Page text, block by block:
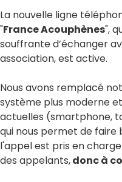
La nouvelle ligne
"France Acouphènes",
souffrante d’échanger
association, est active.
Nous avons remplacé
système plus moderne
actuelles (smartphone,
qui nous permet de faire
l'appel est pris en
des appelants,donc à